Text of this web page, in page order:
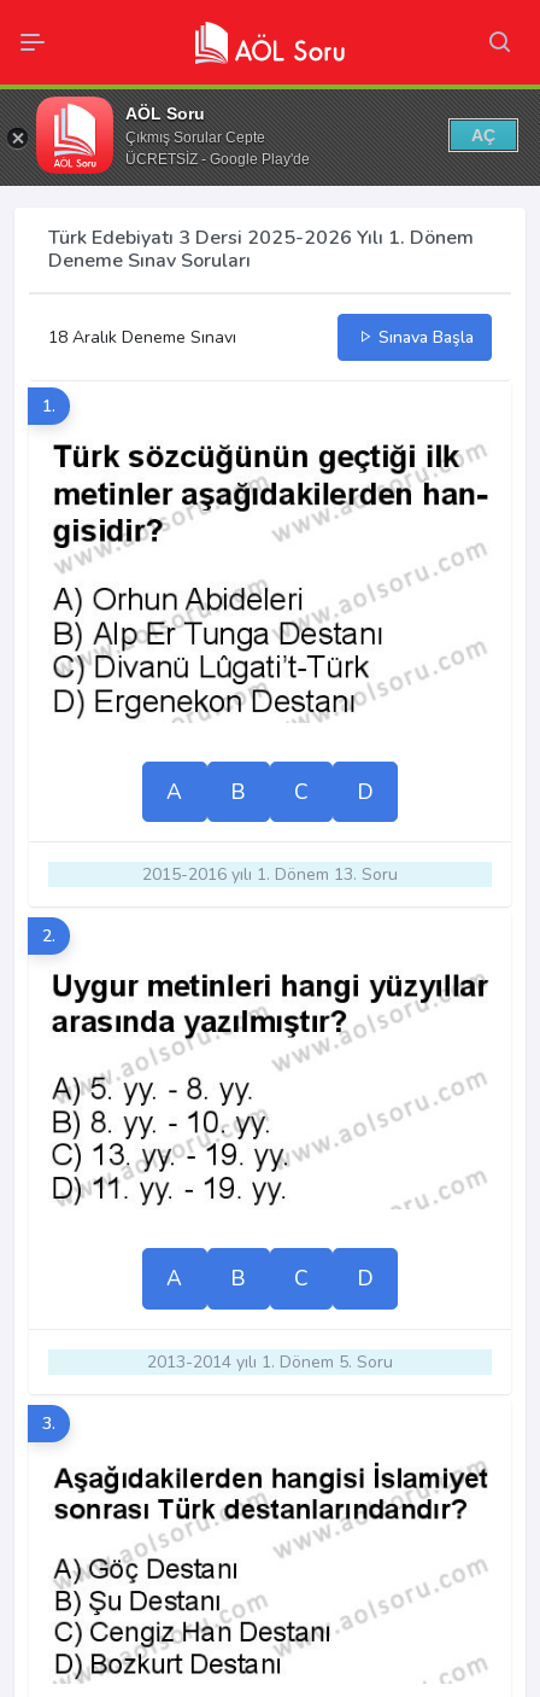
AÖL Soru
Çıkmış Sorular Cepte
ÜCRETSİZ - Google Play'de
AÇ
Türk Edebiyatı 3 Dersi 2025-2026 Yılı 1. Dönem
Deneme Sınav Soruları
18 Aralık Deneme Sınavı Sınava Başla
1.
A B C D
2015-2016 yılı 1. Dönem 13. Soru
2.
A B C D
2013-2014 yılı 1. Dönem 5. Soru
3.